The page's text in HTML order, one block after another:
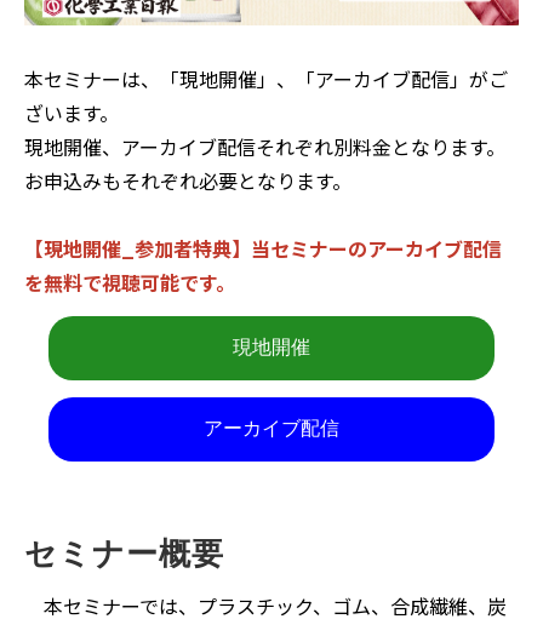
本セミナーは、「現地開催」、「アーカイブ配信」がご
ざいます。
現地開催、アーカイブ配信それぞれ別料金となります。
お申込みもそれぞれ必要となります。
【現地開催_参加者特典】当セミナーのアーカイブ配信
を無料で視聴可能です。
現地開催
アーカイブ配信
セミナー概要
本セミナーでは、プラスチック、ゴム、合成繊維、炭